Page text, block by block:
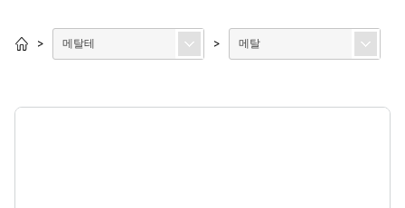
> 메탈테 > 메탈